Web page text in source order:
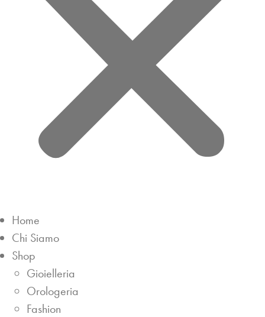
Home
Chi Siamo
Shop
Gioielleria
Orologeria
Fashion